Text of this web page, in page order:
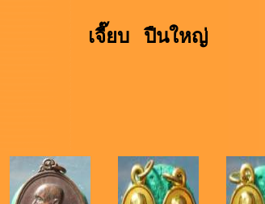
เจี๊ยบ ปืนใหญ่